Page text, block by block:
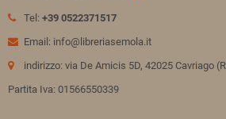
Tel: +39 0522371517
Email: info@libreriasemola.it
indirizzo: via De Amicis 5D, 42025 Cavriago
Partita Iva: 01566550339